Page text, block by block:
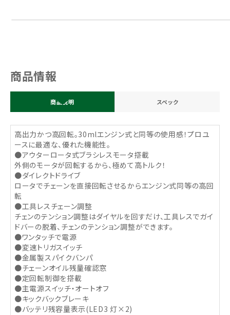
商品情報
商品説明 スペック
高出力かつ高回転。30mlエンジン式と同等の使用感！プロユ
ースに最適な、優れた機能性。
●アウターロータ式ブラシレスモータ搭載
外側のモータが回転するから、極めて高トルク！
●ダイレクトドライブ
ロータでチェーンを直接回転させるからエンジン式同等の高回
転
●工具レスチェーン調整
チェンのテンション調整はダイヤルを回すだけ、工具レスでガイ
ドバーの脱着、チェンのテンション調整ができます。
●ワンタッチで電源
●変速トリガスイッチ
●金属製スパイクバンパ
●チェーンオイル残量確認窓
●定回転制御を搭載
●主電源スイッチ・オートオフ
●キックバックブレーキ
●バッテリ残容量表示(LED3 灯×2)